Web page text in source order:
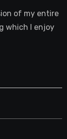
of my entire
which I enjoy